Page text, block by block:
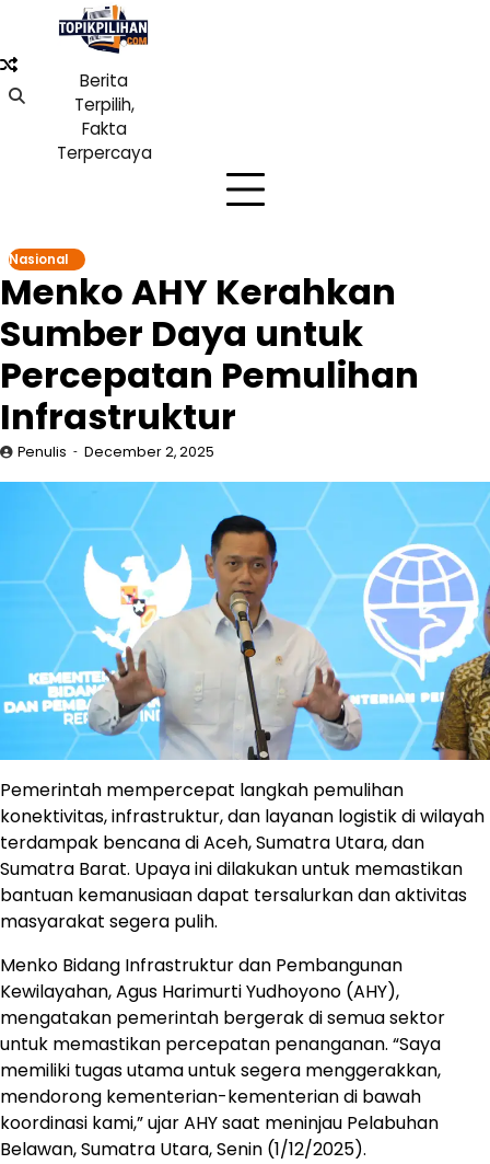
content
Berita
Terpilih,
Fakta
Terpercaya
Nasional
Menko AHY Kerahkan
Sumber Daya untuk
Percepatan Pemulihan
Infrastruktur
Penulis December 2, 2025
Pemerintah mempercepat langkah pemulihan
konektivitas, infrastruktur, dan layanan logistik di wilayah
terdampak bencana di Aceh, Sumatra Utara, dan
Sumatra Barat. Upaya ini dilakukan untuk memastikan
bantuan kemanusiaan dapat tersalurkan dan aktivitas
masyarakat segera pulih.
Menko Bidang Infrastruktur dan Pembangunan
Kewilayahan, Agus Harimurti Yudhoyono (AHY),
mengatakan pemerintah bergerak di semua sektor
untuk memastikan percepatan penanganan. “Saya
memiliki tugas utama untuk segera menggerakkan,
mendorong kementerian-kementerian di bawah
koordinasi kami,” ujar AHY saat meninjau Pelabuhan
Belawan, Sumatra Utara, Senin (1/12/2025).